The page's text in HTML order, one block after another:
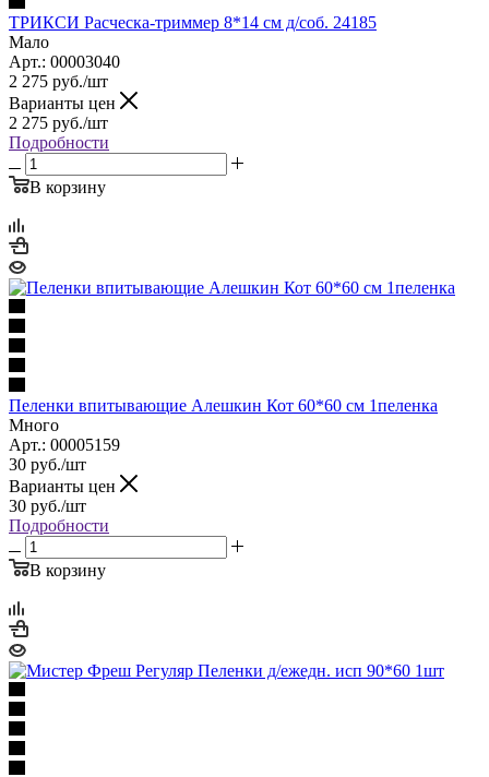
ТРИКСИ Расческа-триммер 8*14 см д/соб. 24185
Мало
Арт.: 00003040
2 275 руб./шт
Варианты цен
2 275 руб./шт
Подробности
В корзину
Пеленки впитывающие Алешкин Кот 60*60 см 1пеленка
Много
Арт.: 00005159
30 руб./шт
Варианты цен
30 руб./шт
Подробности
В корзину